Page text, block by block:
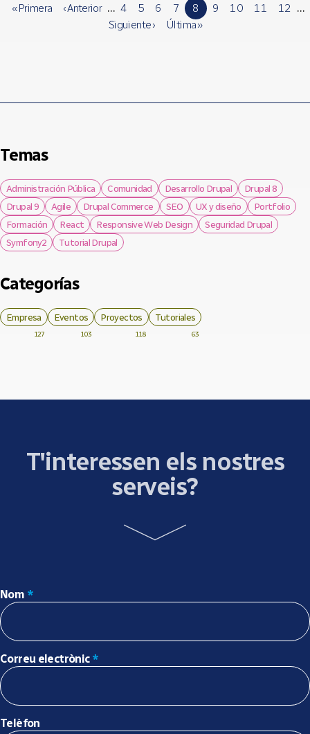
« Primera ‹ Anterior … 4 5 6 7 8 9 10 11 12 …
Siguiente ›
Última »
Temas
Administración Pública Comunidad Desarrollo Drupal
Drupal 8
Drupal 9
Agile Drupal Commerce SEO UX y diseño
Portfolio
Formación
React Responsive Web Design
Seguridad Drupal
Symfony2
Tutorial Drupal
Categorías
Empresa
127
Eventos
103
Proyectos
118
Tutoriales
63
T'interessen els nostres
serveis?
Nom *
Correu electrònic *
Telèfon